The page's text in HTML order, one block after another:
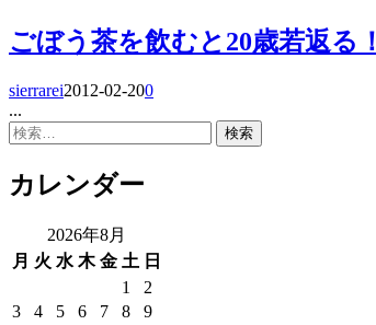
ごぼう茶を飲むと20歳若返る！
sierrarei2012-02-200
...
検
カレンダー
2026年8月
月 火 水 木 金 土 日
1
2
3
4 5 6 7 8
9